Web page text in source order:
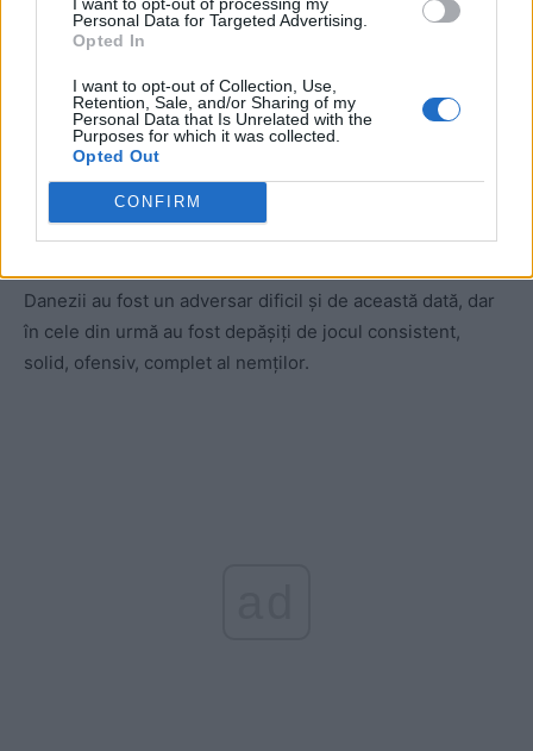
Personal Data for Targeted Advertising.
Opted In
I want to opt-out of Collection, Use,
Retention, Sale, and/or Sharing of my
Personal Data that Is Unrelated with the
Purposes for which it was collected.
Opted Out
CONFIRM
Al doilea meci de duminică a readus în arenă naționala
țării-gazdă, care pare bine închegată de selecționerul
Julian Nagelsmann (36 de ani) pentru acest turneu final.
Meciul Germania – Danemarca a fost reeditarea finalei
Euro 1992 (gazdă: Suedia), când danezii fraților Laudrup
au câștigat surprinzător cu 2-0 în fața campioanei
mondiale.
Danezii au fost un adversar dificil și de această dată, dar
în cele din urmă au fost depășiți de jocul consistent,
solid, ofensiv, complet al nemților.